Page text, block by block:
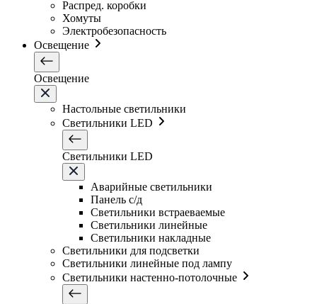
Распред. коробки
Хомуты
Электробезопасность
Освещение
Освещение
Настольные светильники
Светильники LED
Светильники LED
Аварийные светильники
Панель с/д
Светильники встраеваемые
Светильники линейные
Светильники накладные
Светильники для подсветки
Светильники линейные под лампу
Светильники настенно-потолочные